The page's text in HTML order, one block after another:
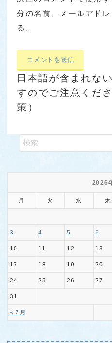
分の名前、メールアド
る。
日本語が含まれな
すのでご注意くだ
策）
2026
月 火 水 木
« 7月
3 4 5 6
10 11 12 13
17 18 19 20
24 25 26 27
31